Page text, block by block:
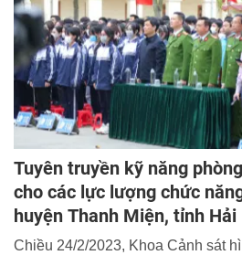
Tuyên truyền kỹ năng
cho các lực lượng chức
huyện Thanh Miện, tỉnh Hải
Chiều 24/2/2023, Khoa Cảnh sát